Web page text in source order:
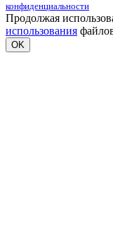
конфиденциальности
Продолжая
использования
OK